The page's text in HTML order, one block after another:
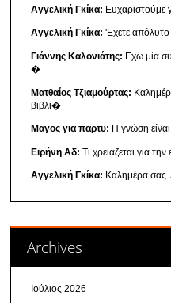
Αγγελική Γκίκα: Ευχαριστούμε
Αγγελική Γκίκα: 'Εχετε
Γιάννης Καλονιάτης: Εχω μία
�
Ματθαίος Τζιαμούρτας:
βιβλι�
Μαγος για παρτυ: Η γνώση
Ειρήνη Αδ: Τι χρειάζεται για
Αγγελική Γκίκα: Καλημέρα σας.
Archives
Ιούλιος 2026